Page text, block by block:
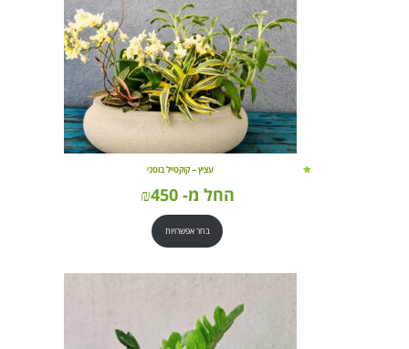
עציץ – קוקטייל בוטני
החל מ- ₪450
בחר אפשרויות